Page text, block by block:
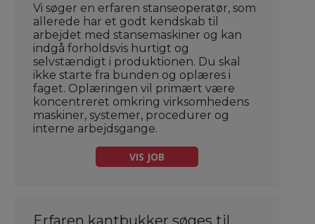
Vi søger en erfaren stanseoperatør, som
allerede har et godt kendskab til
arbejdet med stansemaskiner og kan
indgå forholdsvis hurtigt og
selvstændigt i produktionen. Du skal
ikke starte fra bunden og oplæres i
faget. Oplæringen vil primært være
koncentreret omkring virksomhedens
maskiner, systemer, procedurer og
interne arbejdsgange.
VIS JOB
Erfaren kantbukker søges til